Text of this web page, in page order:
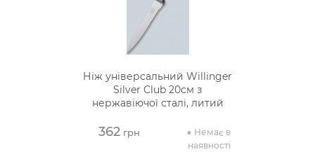
Ніж універсальний Willinger
Silver Club 20см з
нержавіючої сталі, литий
362грн
Немає в
наявності